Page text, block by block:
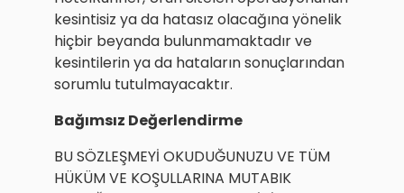
kesintisiz ya da hatasız olacağına yönelik
hiçbir beyanda bulunmamaktadır ve
kesintilerin ya da hataların sonuçlarından
sorumlu tutulmayacaktır.
Bağımsız Değerlendirme
BU SÖZLEŞMEYİ OKUDUĞUNUZU VE TÜM
HÜKÜM VE KOŞULLARINA MUTABIK